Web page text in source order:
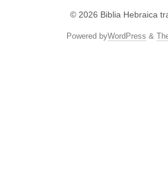
© 2026 Biblia Hebraica
Powered byWordPress &